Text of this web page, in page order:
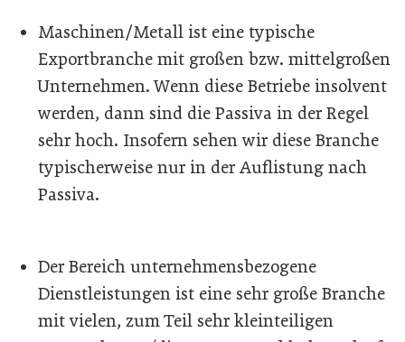
Maschinen/Metall ist eine typische
Exportbranche mit großen bzw. mittelgroßen
Unternehmen. Wenn diese Betriebe insolvent
werden, dann sind die Passiva in der Regel
sehr hoch. Insofern sehen wir diese Branche
typischerweise nur in der Auflistung nach
Passiva.
Der Bereich unternehmensbezogene
Dienstleistungen ist eine sehr große Branche
mit vielen, zum Teil sehr kleinteiligen